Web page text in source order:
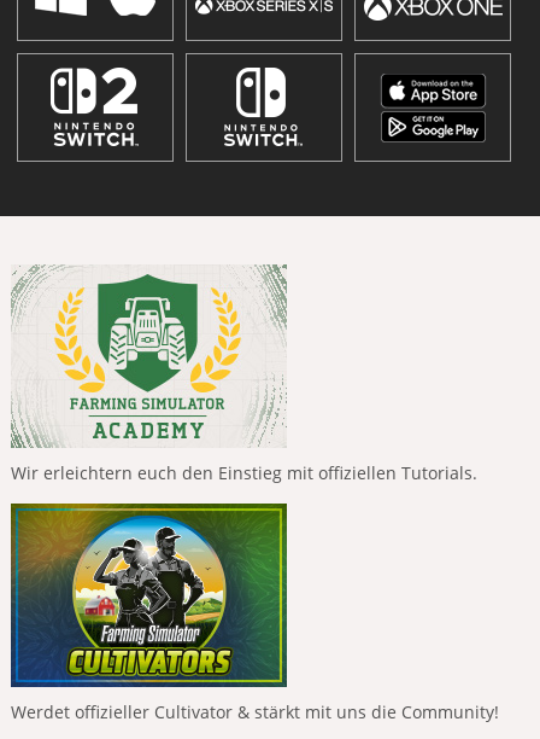
Wir erleichtern euch den Einstieg mit offiziellen Tutorials.
Werdet offizieller Cultivator & stärkt mit uns die Community!